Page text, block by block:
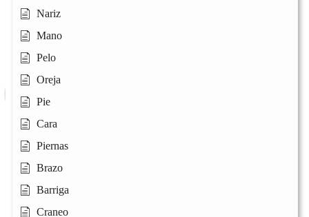
Nariz
Mano
Pelo
Oreja
Pie
Cara
Piernas
Brazo
Barriga
Craneo